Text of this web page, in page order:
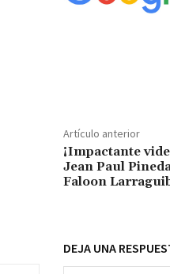
Artículo anterior
¡Impactante
Jean Paul
Faloon
DEJA UNA